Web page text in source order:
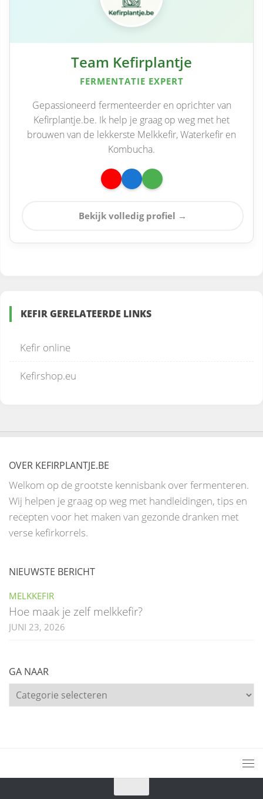
Team Kefirplantje
FERMENTATIE EXPERT
Gepassioneerd fermenteerder en oprichter van
Kefirplantje.be. Ik help je graag op weg met het
brouwen van de lekkerste Melkkefir, Waterkefir en
Kombucha.
Bekijk volledig profiel →
KEFIR GERELATEERDE LINKS
Kefir online
Kefirshop.eu
OVER KEFIRPLANTJE.BE
Welkom op de grootste kennisbank over fermenteren.
Wij helpen je graag op weg met handleidingen, tips en
recepten voor het maken van gezonde dranken met
verse kefirkorrels.
NIEUWSTE BERICHT
MELKKEFIR
Hoe maak je zelf melkkefir?
JUNI 23, 2026
GA NAAR
Ga
naar